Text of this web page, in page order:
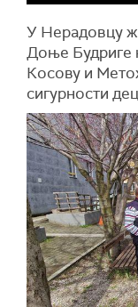
У Нерадовцу
Доње Будриге
Косову и
сигурности